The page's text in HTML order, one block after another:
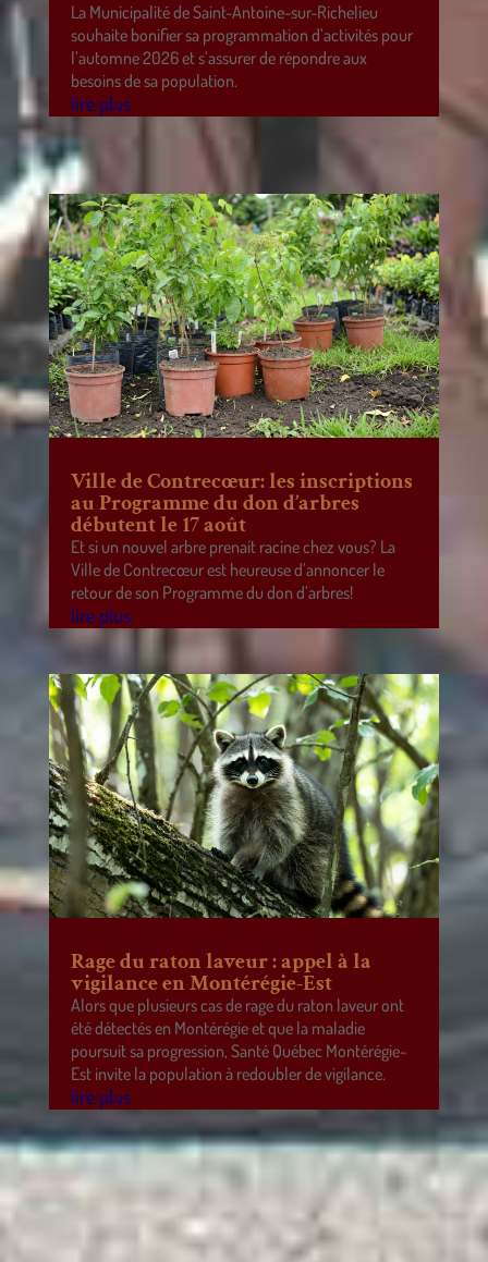
La Municipalité de Saint-Antoine-sur-Richelieu
souhaite bonifier sa programmation d’activités pour
l’automne 2026 et s’assurer de répondre aux
besoins de sa population.
lire plus
Ville de Contrecœur: les inscriptions
au Programme du don d’arbres
débutent le 17 août
Et si un nouvel arbre prenait racine chez vous? La
Ville de Contrecœur est heureuse d’annoncer le
retour de son Programme du don d’arbres!
lire plus
Rage du raton laveur : appel à la
vigilance en Montérégie-Est
Alors que plusieurs cas de rage du raton laveur ont
été détectés en Montérégie et que la maladie
poursuit sa progression, Santé Québec Montérégie-
Est invite la population à redoubler de vigilance.
lire plus